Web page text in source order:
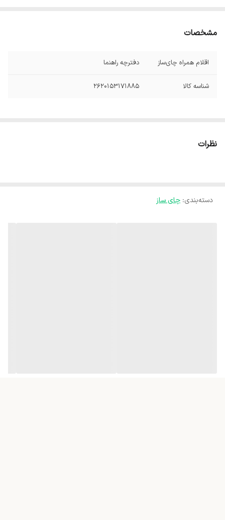
مشخصات
اقلام همراه چای‌ساز دفترچه راهنما
شناسه کالا 2620153171885
نظرات
دسته‌بندی: چای ساز